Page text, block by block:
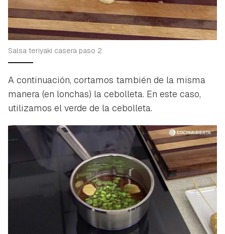
Salsa teriyaki casera paso 2
A continuación, cortamos también de la misma
manera (en lonchas) la cebolleta. En este caso,
utilizamos el verde de la cebolleta.